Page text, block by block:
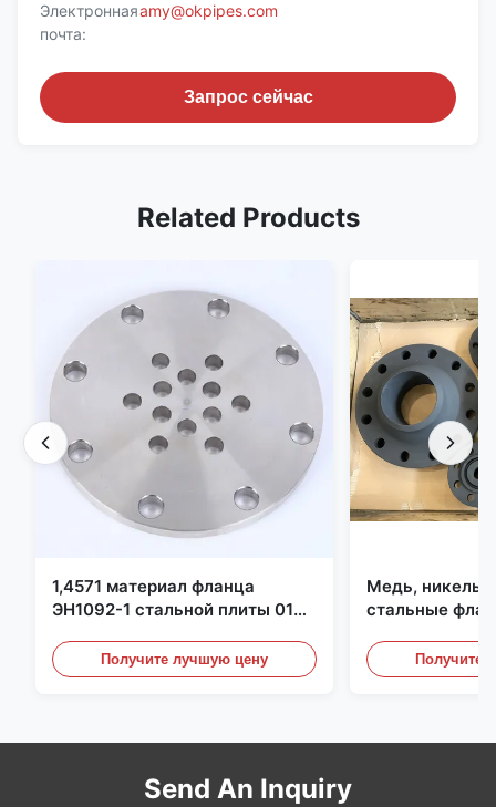
Электронная
почта:
amy@okpipes.com
Запрос сейчас
Related Products
1,4571 материал фланца
ЭН1092-1 стальной плиты 01
Получите лучшую цену
Медь, никель,
стальные
углеродистой
Получите
Send An Inquiry